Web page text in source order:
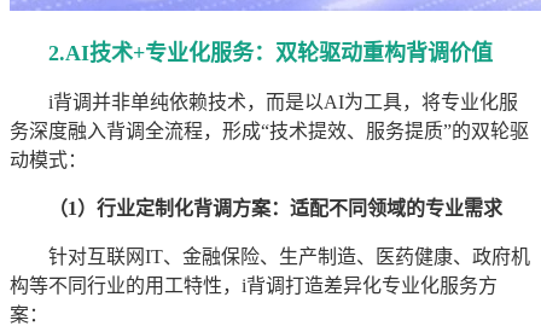
2.AI技术+专业化服务：双轮驱动重构背调价值
i背调并非单纯依赖技术，而是以AI为工具，将专业化服
务深度融入背调全流程，形成“技术提效、服务提质”的双轮驱
动模式：
（1）行业定制化背调方案：适配不同领域的专业需求
针对互联网IT、金融保险、生产制造、医药健康、政府机
构等不同行业的用工特性，i背调打造差异化专业化服务方
案：